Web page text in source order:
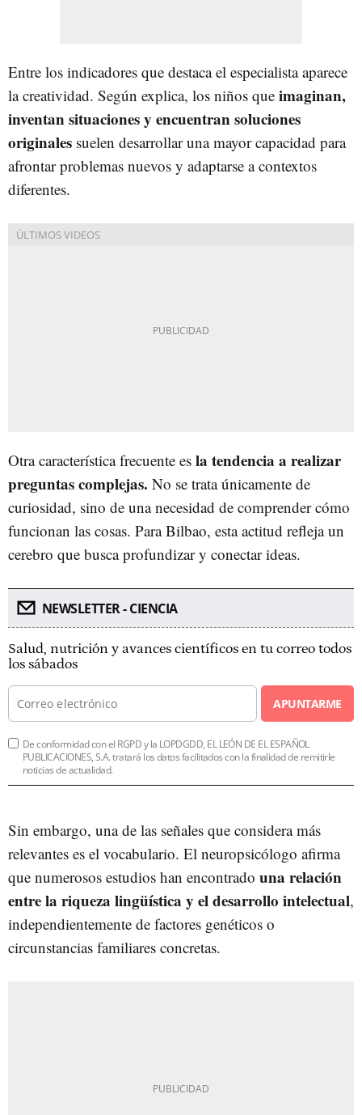
Entre los indicadores que destaca el especialista aparece
la creatividad. Según explica, los niños que imaginan,
inventan situaciones y encuentran soluciones
originales suelen desarrollar una mayor capacidad para
afrontar problemas nuevos y adaptarse a contextos
diferentes.
Otra característica frecuente es la tendencia a realizar
preguntas complejas. No se trata únicamente de
curiosidad, sino de una necesidad de comprender cómo
funcionan las cosas. Para Bilbao, esta actitud refleja un
cerebro que busca profundizar y conectar ideas.
NEWSLETTER - CIENCIA
Salud, nutrición y avances científicos en tu correo todos
los sábados
APUNTARME
De conformidad con el RGPD y la LOPDGDD, EL LEÓN DE EL ESPAÑOL
PUBLICACIONES, S.A. tratará los datos facilitados con la finalidad de remitirle
noticias de actualidad.
Sin embargo, una de las señales que considera más
relevantes es el vocabulario. El neuropsicólogo afirma
que numerosos estudios han encontrado una relación
entre la riqueza lingüística y el desarrollo intelectual,
independientemente de factores genéticos o
circunstancias familiares concretas.